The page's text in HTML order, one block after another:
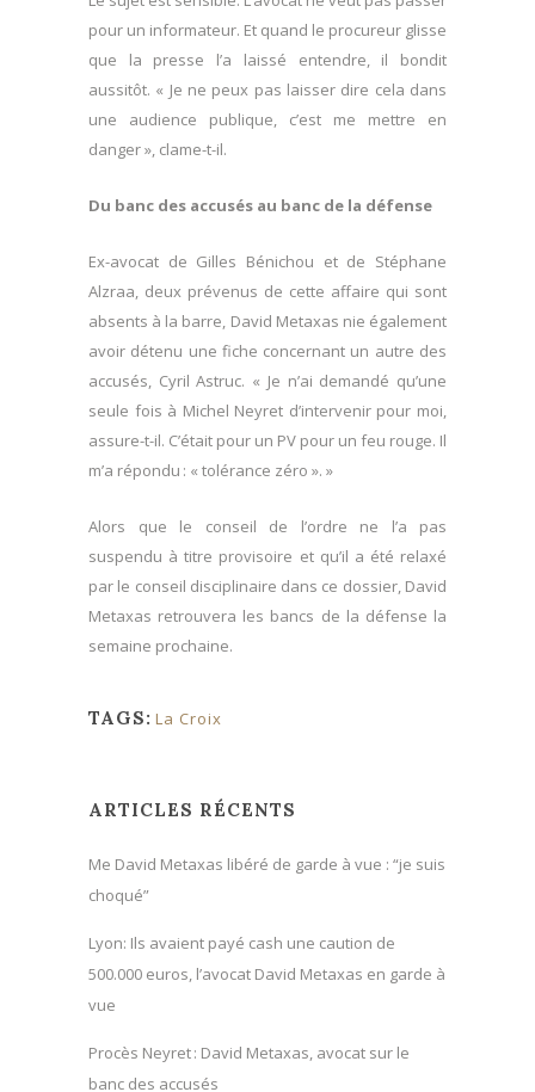
pour un informateur. Et quand le procureur glisse
que la presse l’a laissé entendre, il bondit
aussitôt. « Je ne peux pas laisser dire cela dans
une audience publique, c’est me mettre en
danger », clame-t-il.
Du banc des accusés au banc de la défense
Ex-avocat de Gilles Bénichou et de Stéphane
Alzraa, deux prévenus de cette affaire qui sont
absents à la barre, David Metaxas nie également
avoir détenu une fiche concernant un autre des
accusés, Cyril Astruc. « Je n’ai demandé qu’une
seule fois à Michel Neyret d’intervenir pour moi,
assure-t-il. C’était pour un PV pour un feu rouge. Il
m’a répondu : « tolérance zéro ». »
Alors que le conseil de l’ordre ne l’a pas
suspendu à titre provisoire et qu’il a été relaxé
par le conseil disciplinaire dans ce dossier, David
Metaxas retrouvera les bancs de la défense la
semaine prochaine.
TAGS: La Croix
ARTICLES RÉCENTS
Me David Metaxas libéré de garde à vue : “je suis
choqué”
Lyon: Ils avaient payé cash une caution de
500.000 euros, l’avocat David Metaxas en garde à
vue
Procès Neyret : David Metaxas, avocat sur le
banc des accusés